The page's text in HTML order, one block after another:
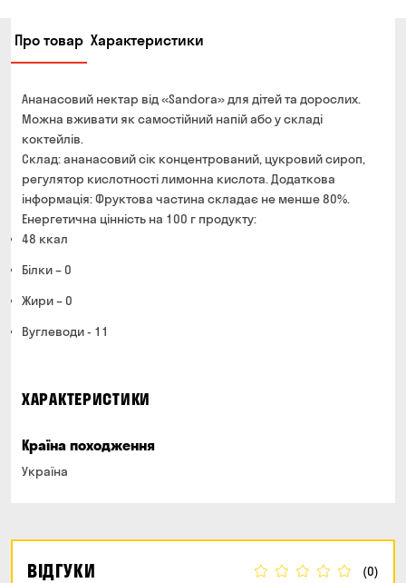
Від 300 до 399 грн
Від 700 грн безкоштовно
Термін доставки — до 90 хвилин
*на час доставки можуть впливати повітряні тривоги
Оплата:
готівкою кур'єру
банківською картою на сайті
Час складання замовлення — до 30 хв
Можете без черги забрати з магазину в зручний для
Оплата:
готівкою в магазині
банківською картою на сайті та в магазині
Про товар Характеристики
Ананасовий нектар від «Sandora» для дітей та дорослих.
Можна вживати як самостійний напій або у складі
коктейлів.
Склад: ананасовий сік концентрований, цукровий сироп,
регулятор кислотності лимонна кислота. Додаткова
інформація: Фруктова частина складає не менше 80%.
Енергетична цінність на 100 г продукту:
48 ккал
Білки – 0
Жири – 0
Вуглеводи - 11
ХАРАКТЕРИСТИКИ
Країна походження
Україна
ВІДГУКИ (0)